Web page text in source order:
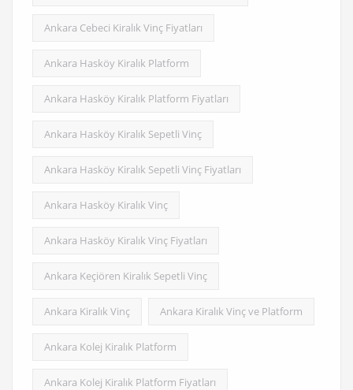
Ankara Cebeci Kiralık Vinç Fiyatları
Ankara Hasköy Kiralık Platform
Ankara Hasköy Kiralık Platform Fiyatları
Ankara Hasköy Kiralık Sepetli Vinç
Ankara Hasköy Kiralık Sepetli Vinç Fiyatları
Ankara Hasköy Kiralık Vinç
Ankara Hasköy Kiralık Vinç Fiyatları
Ankara Keçiören Kiralık Sepetli Vinç
Ankara Kiralık Vinç Ankara Kiralık Vinç ve Platform
Ankara Kolej Kiralık Platform
Ankara Kolej Kiralık Platform Fiyatları